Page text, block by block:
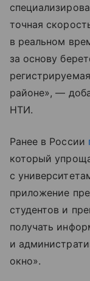
точная
в реальном
за основу
районе», —
НТИ.
Ранее в России
который
с
приложение
студентов и
получать
и
окно».